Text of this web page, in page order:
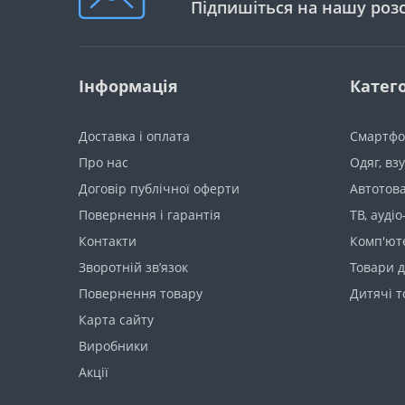
Автоакустика
автокомпрессори
Електрообладнання автомобілів
Автоаксесуари
Чохли для авто
Авто тюнінг
діагностичне обладнання
морозива
Сушарки для овочів і фруктів
Блинниці
Мультиварки
Побутові вакуумні пакувальники
Аксесуари для кухонної техніки
Підпишіться на нашу
Інформація
Доставка і оплата
Про нас
Договір публічної оферти
Повернення і гарантія
Контакти
Зворотній зв’язок
Повернення товару
Карта сайту
Виробники
Акції
Одяг,
ТВ,
Товари
Дитячі